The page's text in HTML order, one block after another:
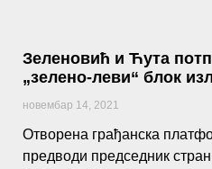
Зеленовић и Ћута
„зелено-леви“ блок
новембар 14, 2021
Отворена грађанска
предводи председник